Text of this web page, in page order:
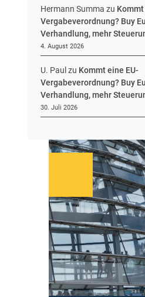
Hermann Summa zu Kommt
Vergabeverordnung? Buy
Verhandlung, mehr
4. August 2026
U. Paul zu Kommt eine EU-
Vergabeverordnung? Buy
Verhandlung, mehr
30. Juli 2026